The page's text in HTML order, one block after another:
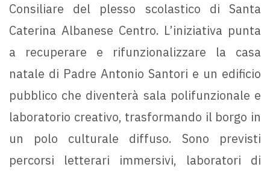
Consiliare del plesso scolastico di Santa
Caterina Albanese Centro. L’iniziativa punta
a recuperare e rifunzionalizzare la casa
natale di Padre Antonio Santori e un edificio
pubblico che diventerà sala polifunzionale e
laboratorio creativo, trasformando il borgo in
un polo culturale diffuso. Sono previsti
percorsi letterari immersivi, laboratori di